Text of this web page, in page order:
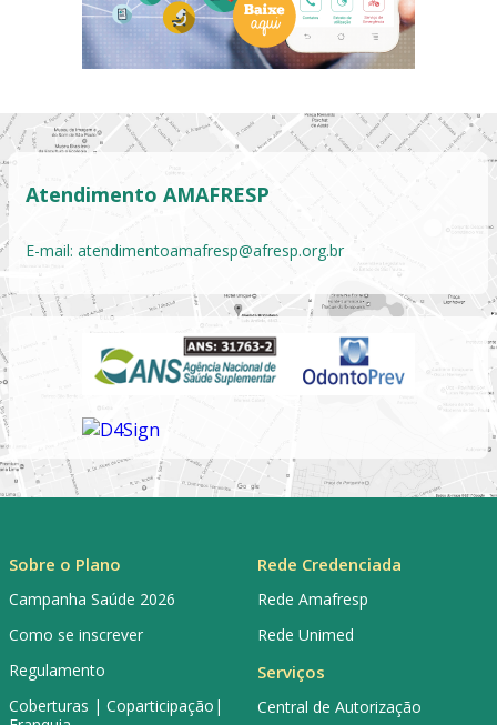
Atendimento AMAFRESP
E-mail: atendimentoamafresp@afresp.org.br
Sobre o Plano
Campanha Saúde 2026
Como se inscrever
Regulamento
Coberturas | Coparticipação|
Rede Credenciada
Rede Amafresp
Rede Unimed
Serviços
Central de Autorização